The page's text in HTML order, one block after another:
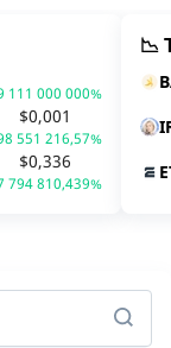
111 000 000%
$0,001
551 216,57%
$0,336
794 810,439%
📉